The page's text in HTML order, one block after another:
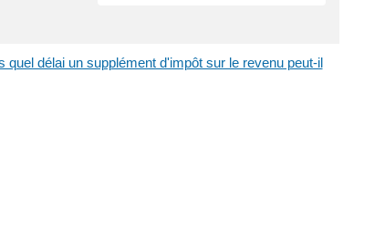
quel délai un supplément d'impôt sur le revenu peut-il